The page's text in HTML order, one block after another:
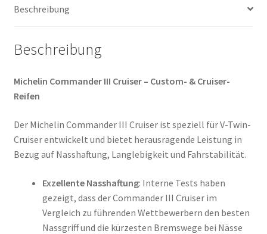
Menge
Beschreibung
Beschreibung
Michelin Commander III Cruiser – Custom- & Cruiser-
Reifen
Der Michelin Commander III Cruiser ist speziell für V-Twin-
Cruiser entwickelt und bietet herausragende Leistung in
Bezug auf Nasshaftung, Langlebigkeit und Fahrstabilität.
Exzellente Nasshaftung: Interne Tests haben
gezeigt, dass der Commander III Cruiser im
Vergleich zu führenden Wettbewerbern den besten
Nassgriff und die kürzesten Bremswege bei Nässe